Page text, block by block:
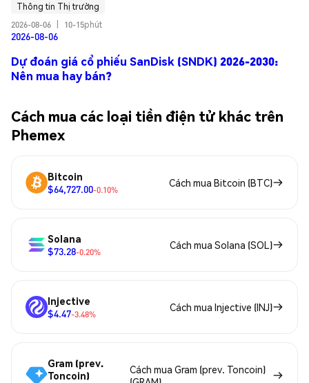
Thông tin Thị trường
2026-08-06
10-15phút
2026-08-06
Dự đoán giá cổ phiếu SanDisk (SNDK) 2026-2030:
Nên mua hay bán?
Cách mua các loại tiền điện tử khác trên
Phemex
Bitcoin
$64,727.00-0.10%
Cách mua Bitcoin (BTC)
Solana
$73.28-0.20%
Cách mua Solana (SOL)
Injective
$4.47-3.48%
Cách mua Injective (INJ)
Gram (prev.
Toncoin)
Cách mua Gram (prev. Toncoin)